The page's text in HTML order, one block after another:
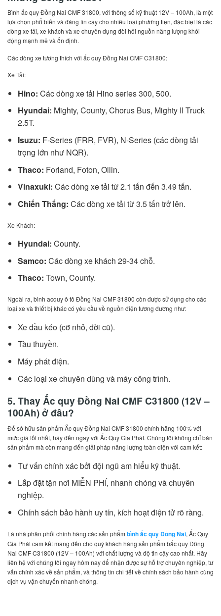
Bình ắc quy Đồng Nai CMF 31800, với thông số kỹ thuật 12V – 100Ah, là một
lựa chọn phổ biến và đáng tin cậy cho nhiều loại phương tiện, đặc biệt là các
dòng xe tải, xe khách và xe chuyên dụng đòi hỏi nguồn năng lượng khởi
động mạnh mẽ và ổn định.
Các dòng xe tương thích với ắc quy Đồng Nai CMF C31800:
Xe Tải:
Hino: Các dòng xe tải Hino series 300, 500.
Hyundai: Mighty, County, Chorus Bus, Mighty II Truck
2.5T.
Isuzu: F-Series (FRR, FVR), N-Series (các dòng tải
trọng lớn như NQR).
Thaco: Forland, Foton, Ollin.
Vinaxuki: Các dòng xe tải từ 2.1 tấn đến 3.49 tấn.
Chiến Thắng: Các dòng xe tải từ 3.5 tấn trở lên.
Xe Khách:
Hyundai: County.
Samco: Các dòng xe khách 29-34 chỗ.
Thaco: Town, County.
Ngoài ra, bình acquy ô tô Đồng Nai CMF 31800 còn được sử dụng cho các
loại xe và thiết bị khác có yêu cầu về nguồn điện tương đương như:
Xe đầu kéo (cỡ nhỏ, đời cũ).
Tàu thuyền.
Máy phát điện.
Các loại xe chuyên dùng và máy công trình.
5. Thay Ắc quy Đồng Nai CMF C31800 (12V –
100Ah) ở đâu?
Để sở hữu sản phẩm Ắc quy Đồng Nai CMF 31800 chính hãng 100% với
mức giá tốt nhất, hãy đến ngay với Ắc Quy Gia Phát. Chúng tôi không chỉ bán
sản phẩm mà còn mang đến giải pháp năng lượng toàn diện với cam kết:
Tư vấn chính xác bởi đội ngũ am hiểu kỹ thuật.
Lắp đặt tận nơi MIỄN PHÍ, nhanh chóng và chuyên
nghiệp.
Chính sách bảo hành uy tín, kích hoạt điện tử rõ ràng.
Là nhà phân phối chính hãng các sản phẩm bình ắc quy Đồng Nai, Ắc Quy
Gia Phát cam kết mang đến cho quý khách hàng sản phẩm bắc quy Đồng
Nai CMF C31800 (12V – 100Ah) với chất lượng và độ tin cậy cao nhất. Hãy
liên hệ với chúng tôi ngay hôm nay để nhận được sự hỗ trợ chuyên nghiệp, tư
vấn chính xác về sản phẩm, và thông tin chi tiết về chính sách bảo hành cùng
dịch vụ vận chuyển nhanh chóng.